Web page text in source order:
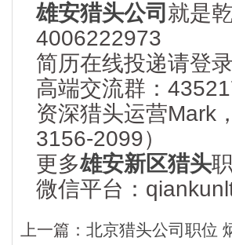
雄安猎头公司 就是
4006222973
简历在线投递请登
高端交流群：
资深猎头运营Mark
3156-2099）
更多雄安新区猎头
微信平台：
上一篇： 北京猎头公司职位